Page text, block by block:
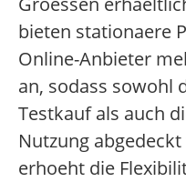
bieten stationaere
Online-Anbieter
an, sodass sowohl
Testkauf als auch
Nutzung
erhoeht die